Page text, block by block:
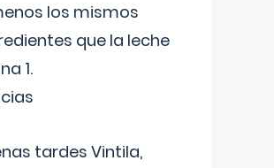
los mismos
que la leche
1.
tardes Vintila,